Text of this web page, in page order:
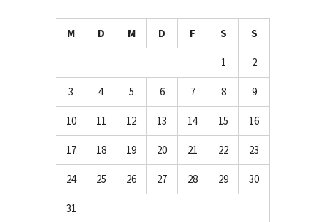
M D M D F S S
1 2
3 4 5 6 7 8 9
10 11 12 13 14 15 16
17 18 19 20 21 22 23
24 25 26 27 28 29 30
31